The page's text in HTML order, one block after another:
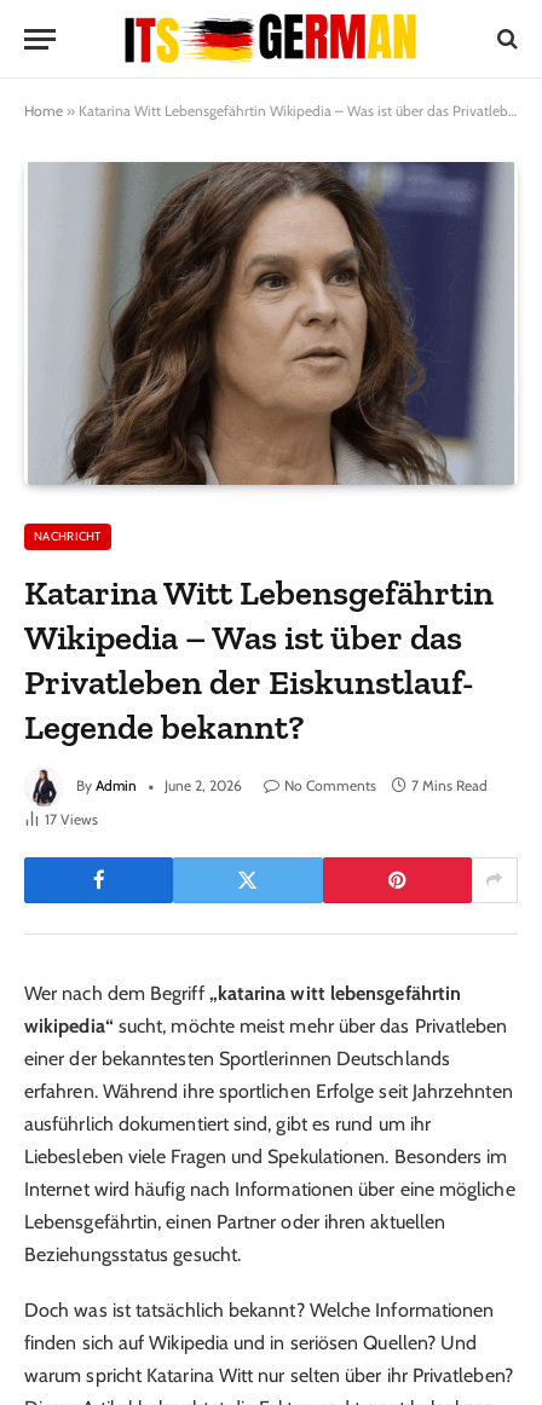
Home » Katarina Witt Lebensgefährtin Wikipedia – Was ist über das Privatleben der Eiskunstlauf-Legende bekannt?
NACHRICHT
Katarina Witt Lebensgefährtin
Wikipedia – Was ist über das
Privatleben der Eiskunstlauf-
Legende bekannt?
By Admin June 2, 2026 No Comments
7 Mins Read
17 Views
Wer nach dem Begriff „katarina witt lebensgefährtin
wikipedia“ sucht, möchte meist mehr über das Privatleben
einer der bekanntesten Sportlerinnen Deutschlands
erfahren. Während ihre sportlichen Erfolge seit Jahrzehnten
ausführlich dokumentiert sind, gibt es rund um ihr
Liebesleben viele Fragen und Spekulationen. Besonders im
Internet wird häufig nach Informationen über eine mögliche
Lebensgefährtin, einen Partner oder ihren aktuellen
Beziehungsstatus gesucht.
Doch was ist tatsächlich bekannt? Welche Informationen
finden sich auf Wikipedia und in seriösen Quellen? Und
warum spricht Katarina Witt nur selten über ihr Privatleben?